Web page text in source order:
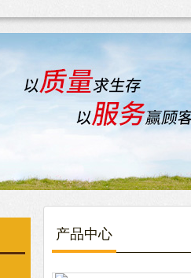
产品中心